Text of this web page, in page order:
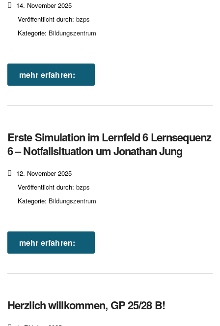
14. November 2025
Veröffentlicht durch: bzps
Kategorie: Bildungszentrum
mehr erfahren:
Erste Simulation im Lernfeld 6 Lernsequenz
6 – Notfallsituation um Jonathan Jung
12. November 2025
Veröffentlicht durch: bzps
Kategorie: Bildungszentrum
mehr erfahren:
Herzlich willkommen, GP 25/28 B!